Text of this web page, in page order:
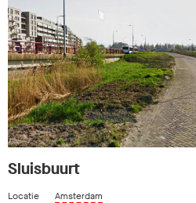
Sluisbuurt
Locatie Amsterdam